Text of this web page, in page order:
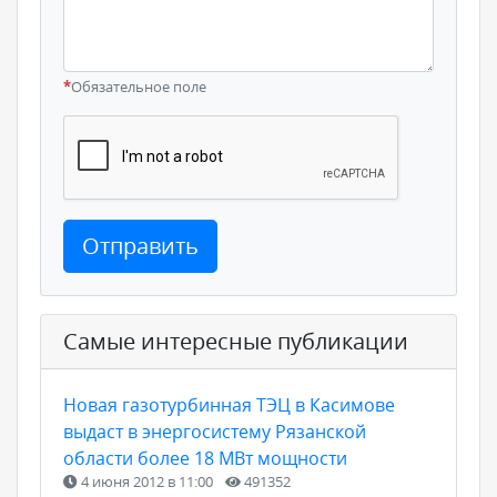
*Обязательное поле
Отправить
Самые интересные публикации
Новая газотурбинная ТЭЦ в Касимове
выдаст в энергосистему Рязанской
области более 18 МВт мощности
4 июня 2012 в 11:00 491352